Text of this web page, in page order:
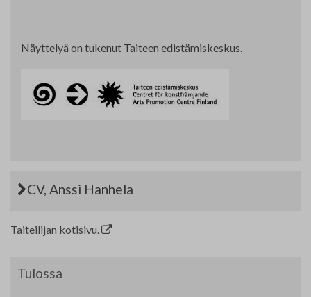
Näyttelyä on tukenut Taiteen edistämiskeskus.
CV, Anssi Hanhela
Taiteilijan kotisivu.
Tulossa